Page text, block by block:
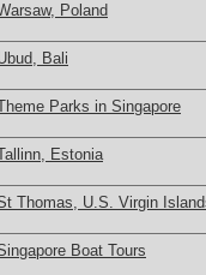
Poland
Bali
Parks in Singapore
Estonia
Thomas, U.S. Virgin
Boat Tours